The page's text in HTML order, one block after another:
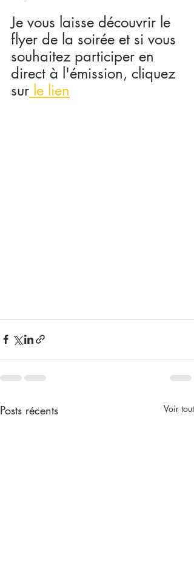
Je vous laisse découvrir le
flyer de la soirée et si vous
souhaitez participer en
direct à l'émission, cliquez
sur le lien
Posts récents Voir tout